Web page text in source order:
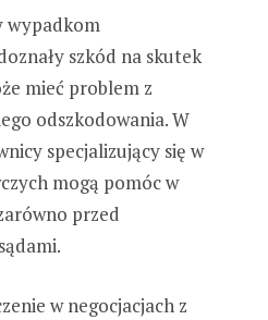
wypadkom
szkód na skutek
mieć problem z
odszkodowania. W
specjalizujący się w
mogą pomóc w
przed
w negocjacjach z